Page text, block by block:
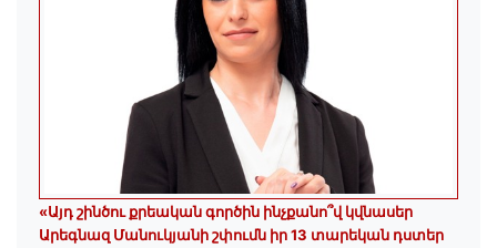
«Այդ շինծու քրեական գործին ինչքանո՞վ կվնասեր
Արեգնազ Մանուկյանի շփումն իր 13 տարեկան դստեր